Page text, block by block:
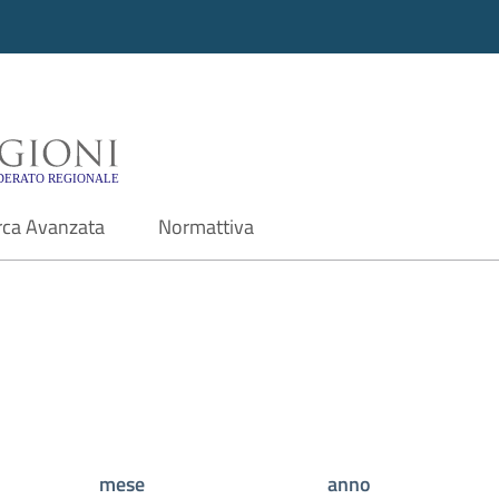
- Motore di ricerca
Avanzata Normattiva
mese anno